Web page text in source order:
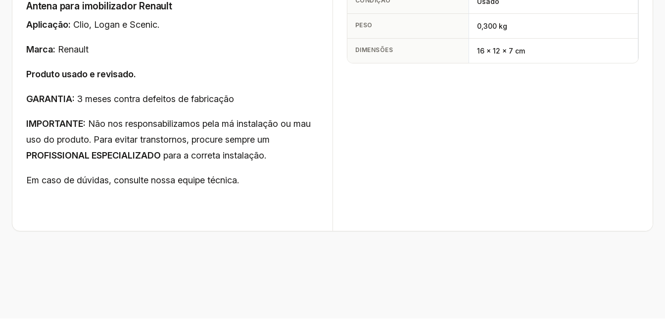
Antena para imobilizador Renault
Aplicação: Clio, Logan e Scenic.
Marca: Renault
Produto usado e revisado.
GARANTIA: 3 meses contra defeitos de fabricação
IMPORTANTE: Não nos responsabilizamos pela má instalação ou mau
uso do produto. Para evitar transtornos, procure sempre um
PROFISSIONAL ESPECIALIZADO para a correta instalação.
Em caso de dúvidas, consulte nossa equipe técnica.
PESO 0,300 kg
DIMENSÕES 16 × 12 × 7 cm